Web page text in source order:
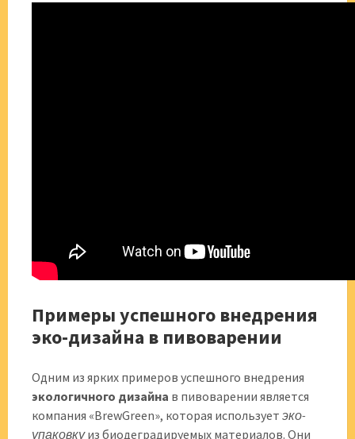
Примеры успешного внедрения
эко-дизайна в пивоварении
Одним из ярких примеров успешного внедрения
экологичного дизайна в пивоварении является
компания «BrewGreen», которая использует эко-
упаковкуиз биодеградируемых материалов. Они